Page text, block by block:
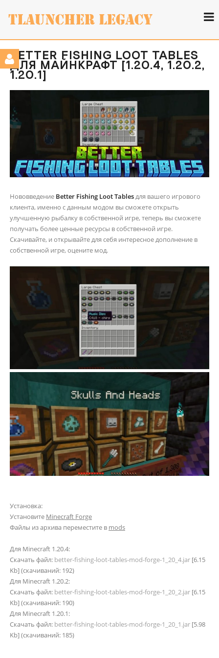
BETTER FISHING LOOT TABLES
ДЛЯ МАЙНКРАФТ [1.20.4, 1.20.2,
1.20.1]
Нововведение Better Fishing Loot Tablesдля вашего игрового
клиента, именно с данным модом вы сможете открыть
улучшенную рыбалку в собственной игре, теперь вы сможете
получать более ценные ресурсы в собственной игре.
Скачивайте, и открывайте для себя интересное дополнение в
собственной игре, оцените мод.
Установка:
Установите Minecraft Forge
Файлы из архива переместите в mods
Для Minecraft 1.20.4:
Скачать файл: better-fishing-loot-tables-mod-forge-1_20_4.jar
Kb] (cкачиваний: 192)
Для Minecraft 1.20.2:
Скачать файл: better-fishing-loot-tables-mod-forge-1_20_2.jar
Kb] (cкачиваний: 190)
Для Minecraft 1.20.1:
Скачать файл: better-fishing-loot-tables-mod-forge-1_20_1.jar
Kb] (cкачиваний: 185)